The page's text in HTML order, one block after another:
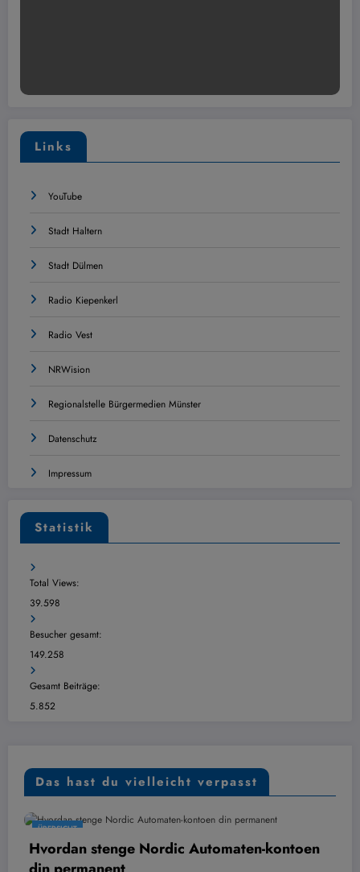
Links
YouTube
Stadt Haltern
Stadt Dülmen
Radio Kiepenkerl
Radio Vest
NRWision
Regionalstelle Bürgermedien Münster
Datenschutz
Impressum
Statistik
Total Views:
39.598
Besucher gesamt:
149.258
Gesamt Beiträge:
5.852
Das hast du vielleicht verpasst
stenge Nordic Automaten-kontoen
Digital